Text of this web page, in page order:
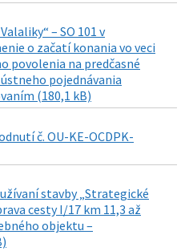
– SO 101 v
o začatí konania vo veci
povolenia na predčasné
pojednávania
(180,1 kB)
č. OU-KE-OCDPK-
stavby „Strategické
cesty I/17 km 11,3 až
objektu –